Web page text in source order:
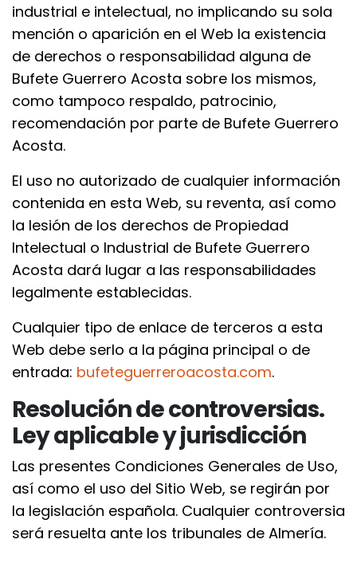
industrial e intelectual, no implicando su sola
mención o aparición en el Web la existencia
de derechos o responsabilidad alguna de
Bufete Guerrero Acosta sobre los mismos,
como tampoco respaldo, patrocinio,
recomendación por parte de Bufete Guerrero
Acosta.
El uso no autorizado de cualquier información
contenida en esta Web, su reventa, así como
la lesión de los derechos de Propiedad
Intelectual o Industrial de Bufete Guerrero
Acosta dará lugar a las responsabilidades
legalmente establecidas.
Cualquier tipo de enlace de terceros a esta
Web debe serlo a la página principal o de
entrada: bufeteguerreroacosta.com.
Resolución de controversias.
Ley aplicable y jurisdicción
Las presentes Condiciones Generales de Uso,
así como el uso del Sitio Web, se regirán por
la legislación española. Cualquier controversia
será resuelta ante los tribunales de Almería.